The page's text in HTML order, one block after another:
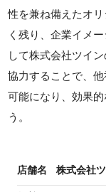
性を兼ね備えたオ
く残り、企業イメ
して株式会社ツイ
協力することで、
可能になり、効果
う。
店舗名 株式会社